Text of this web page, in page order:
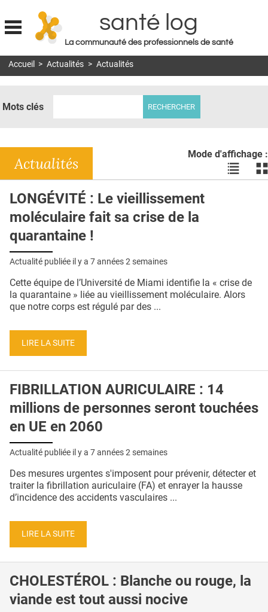
Jump to navigation
santé log
La communauté des professionnels de santé
MON COMPTE
DOSSIERS
RÉSEAUX
E-REVUE SAD
L'APP
PUBLICITÉ
CONTACT
Accueil > Actualités > Actualités
Mots clés
Mode d'affichage :
Voir
les
les
Actualités
LONGÉVITÉ : Le vieillissement
moléculaire fait sa crise de la
quarantaine !
Actualité publiée il y a 7 années 2 semaines
Cette équipe de l’Université de Miami identifie la « crise de
la quarantaine » liée au vieillissement moléculaire. Alors
que notre corps est régulé par des ...
LIRE LA SUITE
FIBRILLATION AURICULAIRE : 14
millions de personnes seront touchées
en UE en 2060
Actualité publiée il y a 7 années 2 semaines
Des mesures urgentes s'imposent pour prévenir, détecter et
traiter la fibrillation auriculaire (FA) et enrayer la hausse
d’incidence des accidents vasculaires ...
LIRE LA SUITE
CHOLESTÉROL : Blanche ou rouge, la
viande est tout aussi nocive